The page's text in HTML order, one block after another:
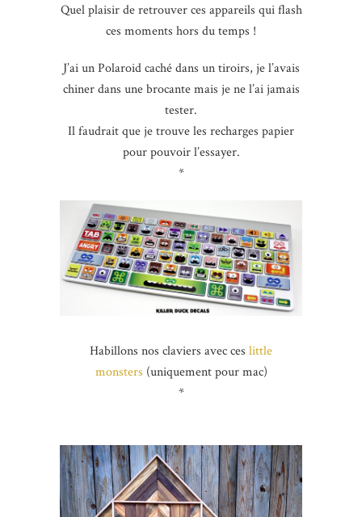
Quel plaisir de retrouver ces appareils qui flash
ces moments hors du temps !
J’ai un Polaroid caché dans un tiroirs, je l’avais
chiner dans une brocante mais je ne l’ai jamais
tester.
Il faudrait que je trouve les recharges papier
pour pouvoir l’essayer.
*
Habillons nos claviers avec ces little
monsters (uniquement pour mac)
*